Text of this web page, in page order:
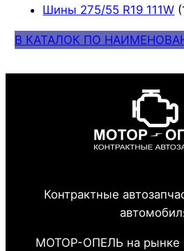
Шины 275/55 R19 111W
В КАТАЛОК ПО
Контрактные
МОТОР-ОПЕЛЬ на рынке